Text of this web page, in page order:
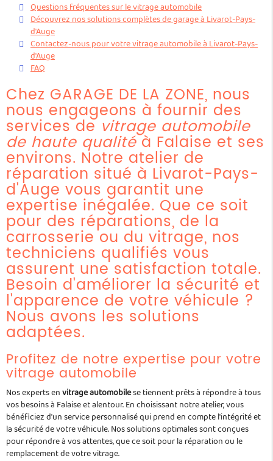
Questions fréquentes sur le vitrage automobile
Découvrez nos solutions complètes de garage à Livarot-Pays-
d'Auge
Contactez-nous pour votre vitrage automobile à Livarot-Pays-
d'Auge
FAQ
Chez GARAGE DE LA ZONE, nous
nous engageons à fournir des
services de vitrage automobile
de haute qualitéà Falaise et ses
environs. Notre atelier de
réparation situé à Livarot-Pays-
d'Auge vous garantit une
expertise inégalée. Que ce soit
pour des réparations, de la
carrosserie ou du vitrage, nos
techniciens qualifiés vous
assurent une satisfaction totale.
Besoin d'améliorer la sécurité et
l'apparence de votre véhicule ?
Nous avons les solutions
adaptées.
Profitez de notre expertise pour votre
vitrage automobile
Nos experts envitrage automobilese tiennent prêts à répondre à tous
vos besoins à Falaise et alentour. En choisissant notre atelier, vous
bénéficiez d'un service personnalisé qui prend en compte l'intégrité et
la sécurité de votre véhicule. Nos solutions optimales sont conçues
pour répondre à vos attentes, que ce soit pour la réparation ou le
remplacement de votre vitrage.